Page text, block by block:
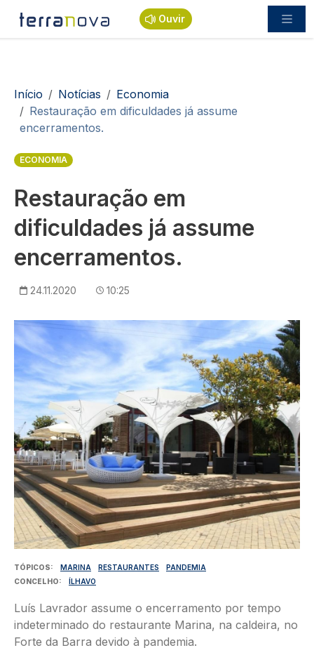
Passar para o conteúdo principal
Ouvir
Navegação estrutural
Início Notícias
Economia
Restauração em dificuldades já assume
encerramentos.
ECONOMIA
Restauração em
dificuldades já assume
encerramentos.
24.11.2020 10:25
Imagem
TÓPICOS MARINA RESTAURANTES
PANDEMIA
CONCELHO
ÍLHAVO
Luís Lavrador assume o encerramento por tempo
indeterminado do restaurante Marina, na caldeira, no
Forte da Barra devido à pandemia.